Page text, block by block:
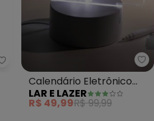
Mundo Lar - Mp3 Player (Prata)
Calendário Eletrônico
Luminária Led
LAR E LAZER
R$ 49,99R$ 99,99